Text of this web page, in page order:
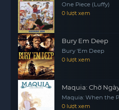
One Piece (Luffy)
0 lượt xem
Bury Em Deep
Bury 'Em Deep
0 lượt xem
Maquia: Chờ
Maquia: When the
0 lượt xem